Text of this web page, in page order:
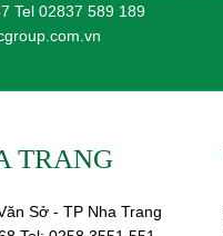
Tel 02837 589 189
TRANG
Sở - TP Nha Trang